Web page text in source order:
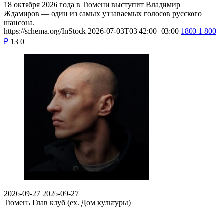
18 октября 2026 года в Тюмени выступит Владимир
Ждамиров — один из самых узнаваемых голосов русского
шансона.
https://schema.org/InStock 2026-07-03T03:42:00+03:00 1800 1 800
₽ 13 0
2026-09-27 2026-09-27
Тюмень Глав клуб (ex. Дом культуры)